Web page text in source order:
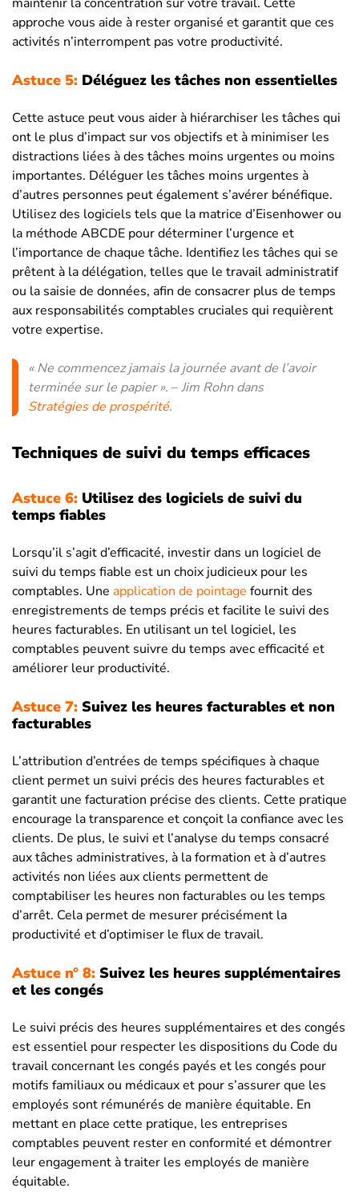
approche vous aide à rester organisé et garantit que ces
activités n’interrompent pas votre productivité.
Astuce 5: Déléguez les tâches non essentielles
Cette astuce peut vous aider à hiérarchiser les tâches qui
ont le plus d’impact sur vos objectifs et à minimiser les
distractions liées à des tâches moins urgentes ou moins
importantes. Déléguer les tâches moins urgentes à
d’autres personnes peut également s’avérer bénéfique.
Utilisez des logiciels tels que la matrice d’Eisenhower ou
la méthode ABCDE pour déterminer l’urgence et
l’importance de chaque tâche. Identifiez les tâches qui se
prêtent à la délégation, telles que le travail administratif
ou la saisie de données, afin de consacrer plus de temps
aux responsabilités comptables cruciales qui requièrent
votre expertise.
« Ne commencez jamais la journée avant de l’avoir
terminée sur le papier ». –Jim Rohn dans
Stratégies de prospérité.
Techniques de suivi du temps efficaces
Astuce 6: Utilisez des logiciels de suivi du
temps fiables
Lorsqu’il s’agit d’efficacité, investir dans un logiciel de
suivi du temps fiable est un choix judicieux pour les
comptables. Une application de pointage fournit des
enregistrements de temps précis et facilite le suivi des
heures facturables. En utilisant un tel logiciel, les
comptables peuvent suivre du temps avec efficacité et
améliorer leur productivité.
Astuce 7: Suivez les heures facturables et non
facturables
L’attribution d’entrées de temps spécifiques à chaque
client permet un suivi précis des heures facturables et
garantit une facturation précise des clients. Cette pratique
encourage la transparence et conçoit la confiance avec les
clients. De plus, le suivi et l’analyse du temps consacré
aux tâches administratives, à la formation et à d’autres
activités non liées aux clients permettent de
comptabiliser les heures non facturables ou les temps
d’arrêt. Cela permet de mesurer précisément la
productivité et d’optimiser le flux de travail.
Astuce n° 8: Suivez les heures supplémentaires
et les congés
Le suivi précis des heures supplémentaires et des congés
est essentiel pour respecter les dispositions du Code du
travail concernant les congés payés et les congés pour
motifs familiaux ou médicaux et pour s’assurer que les
employés sont rémunérés de manière équitable. En
mettant en place cette pratique, les entreprises
comptables peuvent rester en conformité et démontrer
leur engagement à traiter les employés de manière
équitable.